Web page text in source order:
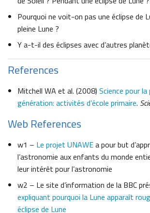
Pourquoi ne voit-on pas une éclipse de
pleine Lune ?
Y a-t-il des éclipses avec d’autres
References
Mitchell WA et al. (2008) Science pour la
génération: activités d’école primaire.
Web References
w1 – Le projet UNAWEa pour but
l’astronomie aux enfants du monde
leur intérêt pour l’astronomie
w2 – Le site d’information de la BBC
expliquant pourquoi la Lune apparaît
éclipse de Lune